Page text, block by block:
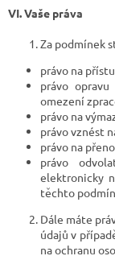
VI.Vaše práva
Za podmínek
právo na
právo
omezení
právo na
právo vznést
právo na
právo
elektronicky
těchto
Dále máte
údajů v
na ochranu